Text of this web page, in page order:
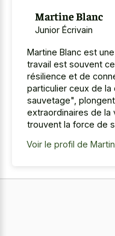
Martine Blanc
Junior Écrivain
Martine Blanc est
travail est souvent
résilience et de
particulier ceux de
sauvetage",
extraordinaires de la
trouvent la force de
Voir le profil de